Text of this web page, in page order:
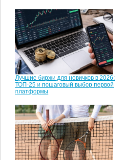
Лучшие биржи для новичков в 2026:
ТОП-25 и пошаговый выбор первой
платформы